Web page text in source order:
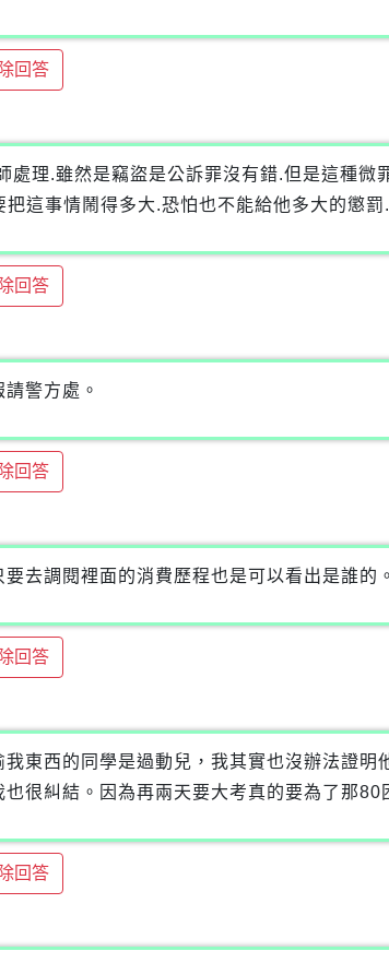
回答
處理.雖然是竊盜是公訴罪沒有錯.但是這種
這事情鬧得多大.恐怕也不能給他多大的懲
回答
警方處。
回答
去調閱裡面的消費歷程也是可以看出是誰的。
回答
東西的同學是過動兒，我其實也沒辦法證
很糾結。因為再兩天要大考真的要為了那80
回答